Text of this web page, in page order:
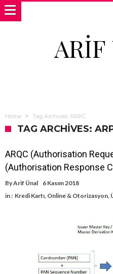
Home Tag Archives: ARPC
TAG ARCHIVES:
ARQC (Authorisation
(Authorisation Response
ByArif Ünal
6 Kasım 2018
in : Kredi Kartı, Online & Otorizasyon,